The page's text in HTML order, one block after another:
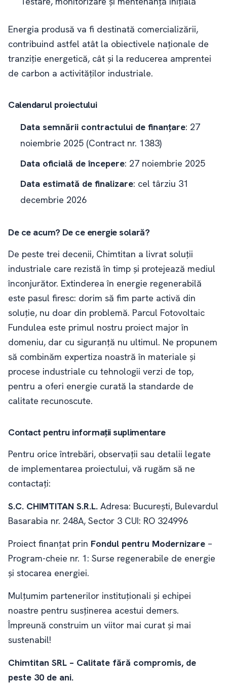
Energia produsă va fi destinată comercializării,
contribuind astfel atât la obiectivele naționale de
tranziție energetică, cât și la reducerea amprentei
de carbon a activităților industriale.
Calendarul proiectului
Data semnării contractului de finanțare: 27
noiembrie 2025 (Contract nr. 1383)
Data oficială de începere: 27 noiembrie 2025
Data estimată de finalizare: cel târziu 31
decembrie 2026
De ce acum? De ce energie solară?
De peste trei decenii, Chimtitan a livrat soluții
industriale care rezistă în timp și protejează mediul
înconjurător. Extinderea în energie regenerabilă
este pasul firesc: dorim să fim parte activă din
soluție, nu doar din problemă. Parcul Fotovoltaic
Fundulea este primul nostru proiect major în
domeniu, dar cu siguranță nu ultimul. Ne propunem
să combinăm expertiza noastră în materiale și
procese industriale cu tehnologii verzi de top,
pentru a oferi energie curată la standarde de
calitate recunoscute.
Contact pentru informații suplimentare
Pentru orice întrebări, observații sau detalii legate
de implementarea proiectului, vă rugăm să ne
contactați:
S.C. CHIMTITAN S.R.L. Adresa: București, Bulevardul
Basarabia nr. 248A, Sector 3 CUI: RO 324996
Proiect finanțat prin Fondul pentru Modernizare –
Program-cheie nr. 1: Surse regenerabile de energie
și stocarea energiei.
Mulțumim partenerilor instituționali și echipei
noastre pentru susținerea acestui demers.
Împreună construim un viitor mai curat și mai
sustenabil!
Chimtitan SRL – Calitate fără compromis, de
peste 30 de ani.